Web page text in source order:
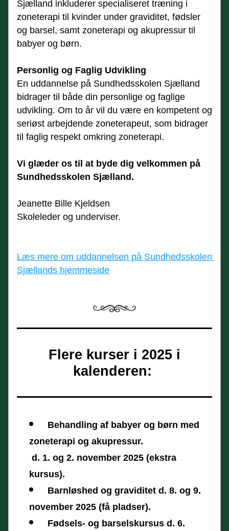
Sjælland inkluderer specialiseret træning i
zoneterapi til kvinder under graviditet, fødsler
og barsel, samt zoneterapi og akupressur til
babyer og børn.
Personlig og Faglig Udvikling
En uddannelse på Sundhedsskolen Sjælland
bidrager til både din personlige og faglige
udvikling. Om to år vil du være en kompetent og
seriøst arbejdende zoneterapeut, som bidrager
til faglig respekt omkring zoneterapi.
Vi glæder os til at byde dig velkommen på
Sundhedsskolen Sjælland.
Jeanette Bille Kjeldsen
Skoleleder og underviser.
Læs mere om uddannelsen på Sundhedsskolen
Sjællands hjemmeside
Flere kurser i 2025 i
kalenderen:
Behandling af babyer og børn med
zoneterapi og akupressur.
kursus).
Barnløshed og graviditet d. 8. og 9.
november 2025 (få pladser).
Fødsels- og barselskursus d. 6.